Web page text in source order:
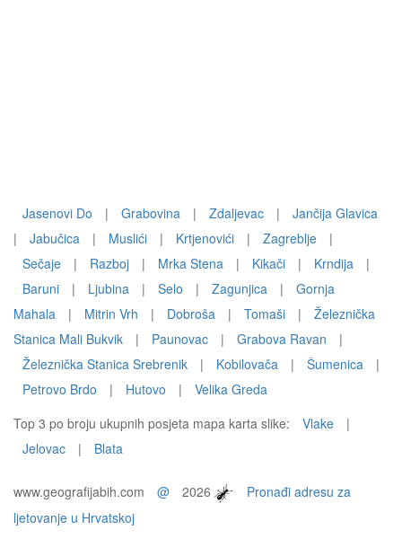
Jasenovi Do | Grabovina | Zdaljevac |
Jančija Glavica
|
Jabučica | Muslići | Krtjenovići | Zagreblje
|
Sečaje
| Razboj | Mrka Stena | Kikači | Krndija
|
Baruni
| Ljubina | Selo | Zagunjica |
Gornja
Mahala
| Mitrin Vrh | Dobroša | Tomaši |
Železnička
Stanica Mali Bukvik
| Paunovac | Grabova Ravan
|
Železnička Stanica Srebrenik
| Kobilovača | Šumenica
|
Petrovo Brdo
| Hutovo |
Velika Greda
Top 3 po broju ukupnih posjeta mapa karta slike:
Vlake
|
Jelovac
| Blata
www.geografijabih.com @ 2026
Pronađi adresu za
ljetovanje u Hrvatskoj